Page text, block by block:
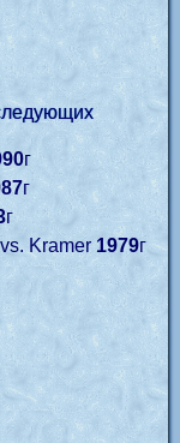
г
г
г
Kramer 1979г